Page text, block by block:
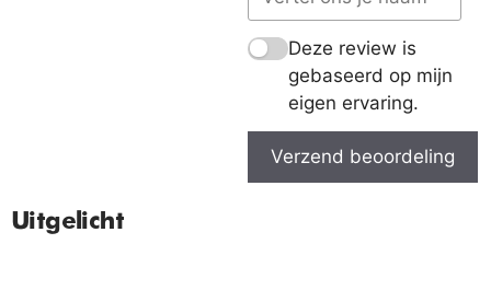
Deze review is
gebaseerd op mijn
eigen ervaring.
Verzend beoordeling
Uitgelicht